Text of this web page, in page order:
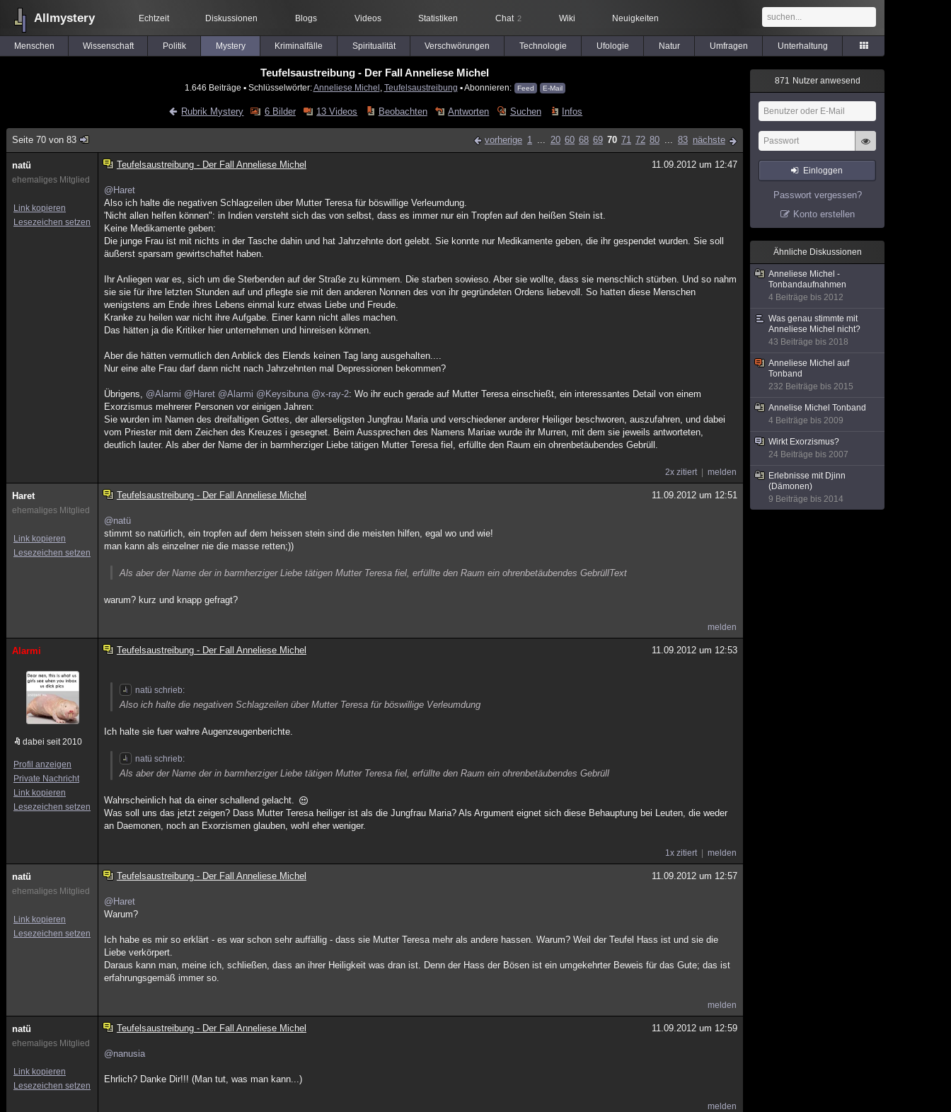
Allmystery Echtzeit Diskussionen Blogs Videos Statistiken Chat 2 Wiki Neuigkeiten
Menschen Wissenschaft Politik Mystery Kriminalfälle Spiritualität Verschwörungen Technologie Ufologie Natur Umfragen Unterhaltung
Teufelsaustreibung - Der Fall Anneliese Michel
1.646 Beiträge ▪ Schlüsselwörter:Anneliese Michel Teufelsaustreibung ▪ Abonnieren: Feed E-Mail
Rubrik Mystery 6 Bilder 13 Videos Beobachten Antworten Suchen Infos
Seite 70 von 83 vorherige 1 ... 20 60 68 69 70 71 72 80 ... 83 nächste
natü
ehemaliges Mitglied
Link kopieren
Lesezeichen setzen
Teufelsaustreibung - Der Fall Anneliese Michel 11.09.2012 um 12:47
@Haret
Also ich halte die negativen Schlagzeilen über Mutter Teresa für böswillige Verleumdung.
'Nicht allen helfen können": in Indien versteht sich das von selbst, dass es immer nur ein Tropfen auf den heißen Stein ist.
Keine Medikamente geben:
Die junge Frau ist mit nichts in der Tasche dahin und hat Jahrzehnte dort gelebt. Sie konnte nur Medikamente geben, die ihr gespendet wurden. Sie soll
äußerst sparsam gewirtschaftet haben.
Ihr Anliegen war es, sich um die Sterbenden auf der Straße zu kümmern. Die starben sowieso. Aber sie wollte, dass sie menschlich stürben. Und so nahm
sie sie für ihre letzten Stunden auf und pflegte sie mit den anderen Nonnen des von ihr gegründeten Ordens liebevoll. So hatten diese Menschen
wenigstens am Ende ihres Lebens einmal kurz etwas Liebe und Freude.
Kranke zu heilen war nicht ihre Aufgabe. Einer kann nicht alles machen.
Das hätten ja die Kritiker hier unternehmen und hinreisen können.
Aber die hätten vermutlich den Anblick des Elends keinen Tag lang ausgehalten....
Nur eine alte Frau darf dann nicht nach Jahrzehnten mal Depressionen bekommen?
Übrigens, @Alarmi @Haret @Alarmi @Keysibuna @x-ray-2: Wo ihr euch gerade auf Mutter Teresa einschießt, ein interessantes Detail von einem
Exorzismus mehrerer Personen vor einigen Jahren:
Sie wurden im Namen des dreifaltigen Gottes, der allerseligsten Jungfrau Maria und verschiedener anderer Heiliger beschworen, auszufahren, und dabei
vom Priester mit dem Zeichen des Kreuzes i gesegnet. Beim Aussprechen des Namens Mariae wurde ihr Murren, mit dem sie jeweils antworteten,
deutlich lauter. Als aber der Name der in barmherziger Liebe tätigen Mutter Teresa fiel, erfüllte den Raum ein ohrenbetäubendes Gebrüll.
2x zitiert melden
Haret
ehemaliges Mitglied
Link kopieren
Lesezeichen setzen
Teufelsaustreibung - Der Fall Anneliese Michel 11.09.2012 um 12:51
@natü
stimmt so natürlich, ein tropfen auf dem heissen stein sind die meisten hilfen, egal wo und wie!
man kann als einzelner nie die masse retten;))
Als aber der Name der in barmherziger Liebe tätigen Mutter Teresa fiel, erfüllte den Raum ein ohrenbetäubendes GebrüllText
warum? kurz und knapp gefragt?
melden
Alarmi
dabei seit 2010
Profil anzeigen
Private Nachricht
Link kopieren
Lesezeichen setzen
Teufelsaustreibung - Der Fall Anneliese Michel 11.09.2012 um 12:53
natü schrieb:
Also ich halte die negativen Schlagzeilen über Mutter Teresa für böswillige Verleumdung
Ich halte sie fuer wahre Augenzeugenberichte.
natü schrieb:
Als aber der Name der in barmherziger Liebe tätigen Mutter Teresa fiel, erfüllte den Raum ein ohrenbetäubendes Gebrüll
Wahrscheinlich hat da einer schallend gelacht.
Was soll uns das jetzt zeigen? Dass Mutter Teresa heiliger ist als die Jungfrau Maria? Als Argument eignet sich diese Behauptung bei Leuten, die weder
an Daemonen, noch an Exorzismen glauben, wohl eher weniger.
1x zitiert melden
natü
ehemaliges Mitglied
Link kopieren
Lesezeichen setzen
Teufelsaustreibung - Der Fall Anneliese Michel 11.09.2012 um 12:57
@Haret
Warum?
Ich habe es mir so erklärt - es war schon sehr auffällig - dass sie Mutter Teresa mehr als andere hassen. Warum? Weil der Teufel Hass ist und sie die
Liebe verkörpert.
Daraus kann man, meine ich, schließen, dass an ihrer Heiligkeit was dran ist. Denn der Hass der Bösen ist ein umgekehrter Beweis für das Gute; das ist
erfahrungsgemäß immer so.
melden
natü
ehemaliges Mitglied
Link kopieren
Lesezeichen setzen
Teufelsaustreibung - Der Fall Anneliese Michel 11.09.2012 um 12:59
@nanusia
Ehrlich? Danke Dir!!! (Man tut, was man kann...)
melden
871 Nutzer anwesend
Einloggen
Passwort vergessen?
Konto erstellen
Ähnliche Diskussionen
Anneliese Michel -
Tonbandaufnahmen
4 Beiträge bis 2012
Was genau stimmte mit
Anneliese Michel nicht?
43 Beiträge bis 2018
Anneliese Michel auf
Tonband
232 Beiträge bis 2015
Annelise Michel Tonband
4 Beiträge bis 2009
Wirkt Exorzismus?
24 Beiträge bis 2007
Erlebnisse mit Djinn
(Dämonen)
9 Beiträge bis 2014